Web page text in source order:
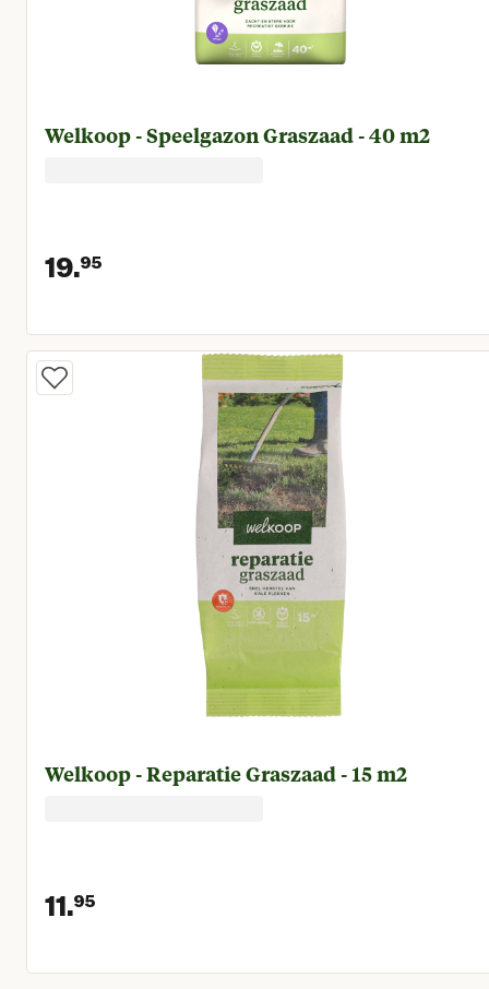
Welkoop - Speelgazon Graszaad - 40 m2
19.95
Huidige prijs € 19,95
Welkoop - Reparatie Graszaad - 15 m2
11.95
Huidige prijs € 11,95